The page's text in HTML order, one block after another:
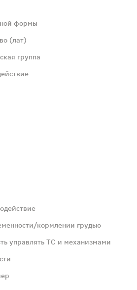
белого налета на поверхности
тонус гладких
плазмы 90%. Хорошо
(в составе комбинированной
месяцев, повышенная
формы
(лат)
группа
кормлении грудью
управлять ТС и механизмами